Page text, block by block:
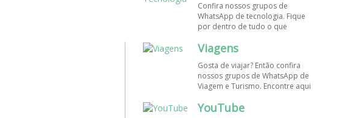
Confira nossos grupos de
WhatsApp de tecnologia. Fique
por dentro de tudo o que
Aqui tem os grupos de WhatsApp
é de graça!
Viagens
Gosta de viajar? Então confira
nossos grupos de WhatsApp de
Viagem e Turismo. Encontre aqui
é de graça! Compartilhe com os
YouTube